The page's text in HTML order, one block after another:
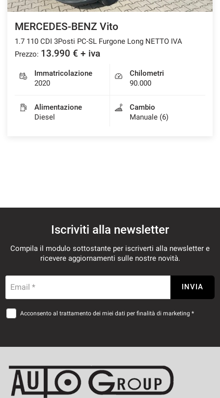
MERCEDES-BENZ Vito
1.7 110 CDI 3Posti PC-SL Furgone Long NETTO IVA
Prezzo: 13.990 € + iva
Immatricolazione
2020
Chilometri
90.000
Alimentazione
Diesel
Cambio
Manuale (6)
Iscriviti alla newsletter
Compila il modulo sottostante per iscriverti alla newsletter e
ricevere aggiornamenti sulle nostre novità.
Email * INVIA
Acconsento al trattamento dei miei dati per finalità di marketing *